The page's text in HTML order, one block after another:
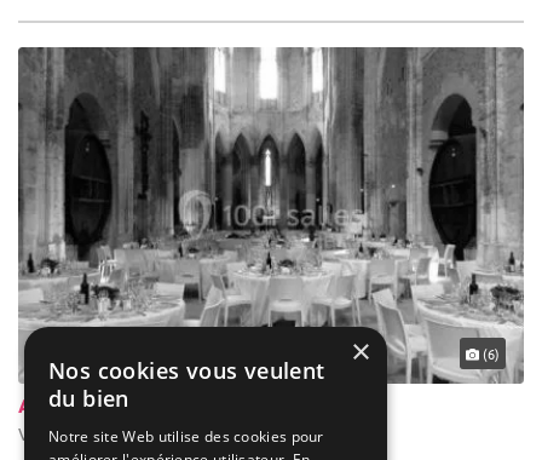
(6)
Abbaye de Valmagne
Villeveyrac - Hérault (34)
×
Nos cookies vous veulent
du bien
Notre site Web utilise des cookies pour